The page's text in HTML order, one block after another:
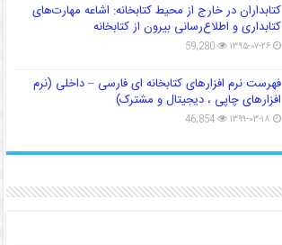
کتابداران در خارج از محیط کتابخانه: اشاعه مهارت‌های
کتابداری و اطلاع‌رسانی بیرون از کتابخانه
۱۳۹۵-۰۷-۲۶ 59,280
فهرست نرم افزارهای کتابخانه ای فارسی – داخلی (نرم
افزارهای چاپی ، دیجیتال و مشترک)
۱۳۹۹-۰۳-۱۸ 46,854